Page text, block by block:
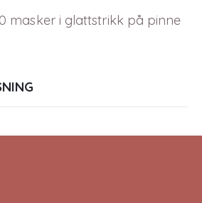
masker i glattstrikk på pinne